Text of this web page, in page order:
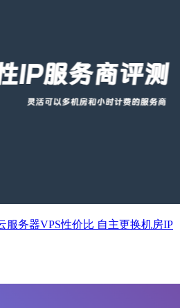
服务器VPS性价比 自主更换机房IP